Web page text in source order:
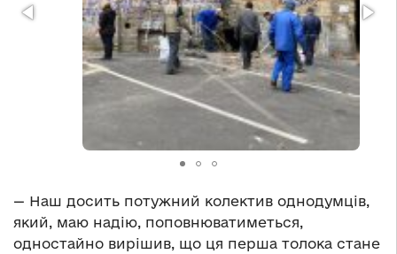
— Наш досить потужний колектив однодумців,
який, маю надію, поповнюватиметься,
одностайно вирішив, що ця перша толока стане